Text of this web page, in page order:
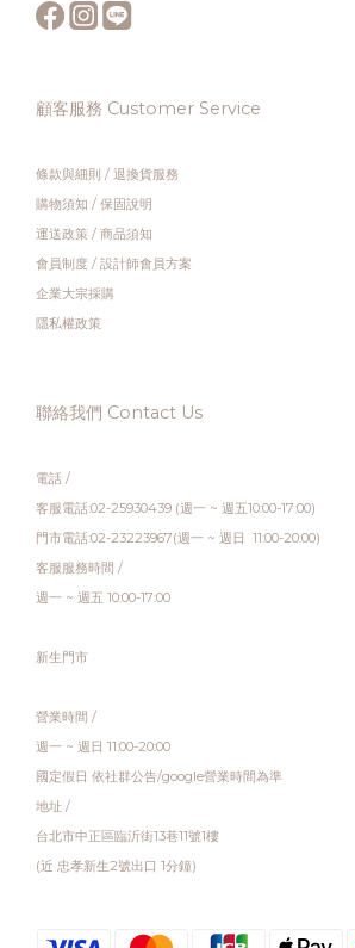
顧客服務 Customer Service
條款與細則 / 退換貨服務
購物須知 / 保固說明
運送政策 / 商品須知
會員制度 / 設計師會員方案
企業大宗採購
隱私權政策
聯絡我們 Contact Us
電話 /
客服電話:02-25930439 (週一 ~ 週五10:00-17:00)
門市電話:02-23223967(週一 ~ 週日 11:00-20:00)
客服服務時間 /
週一 ~ 週五 10:00-17:00
新生門市
營業時間 /
週一 ~ 週日 11:00-20:00
國定假日 依社群公告/google營業時間為準
地址 /
台北市中正區臨沂街13巷11號1樓
(近 忠孝新生2號出口 1分鐘)